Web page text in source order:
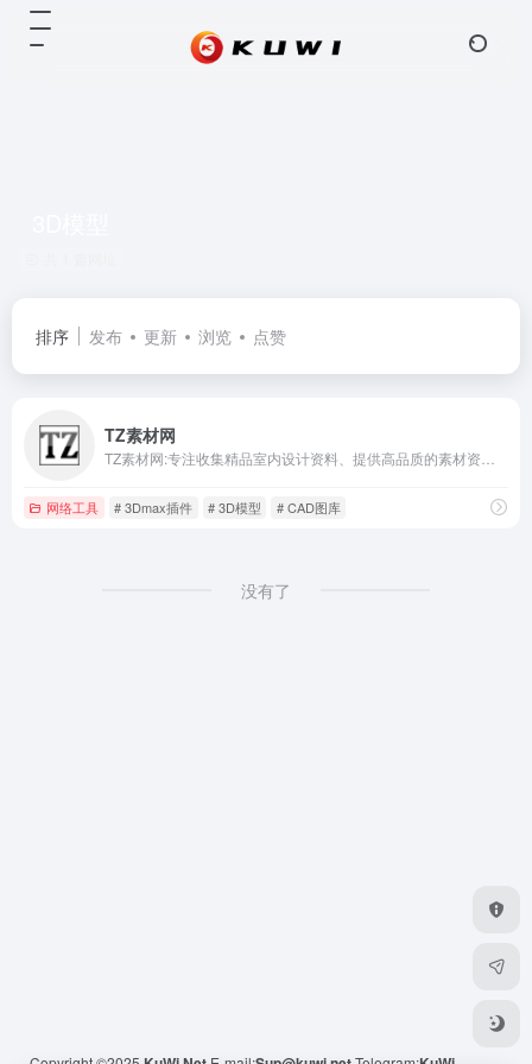
排序 发布 更新 浏览 点赞
TZ素材网
网络工具 # 3Dmax插件 # 3D模型 # CAD图库
没有了